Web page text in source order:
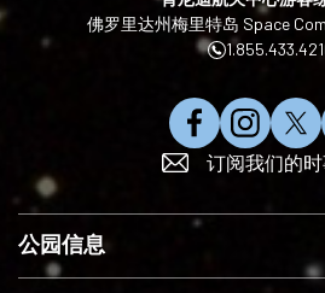
佛罗里达州梅里特岛 Space
在
c
b
在
I
s
a
在
X
关
我
订阅我们的
公园信息